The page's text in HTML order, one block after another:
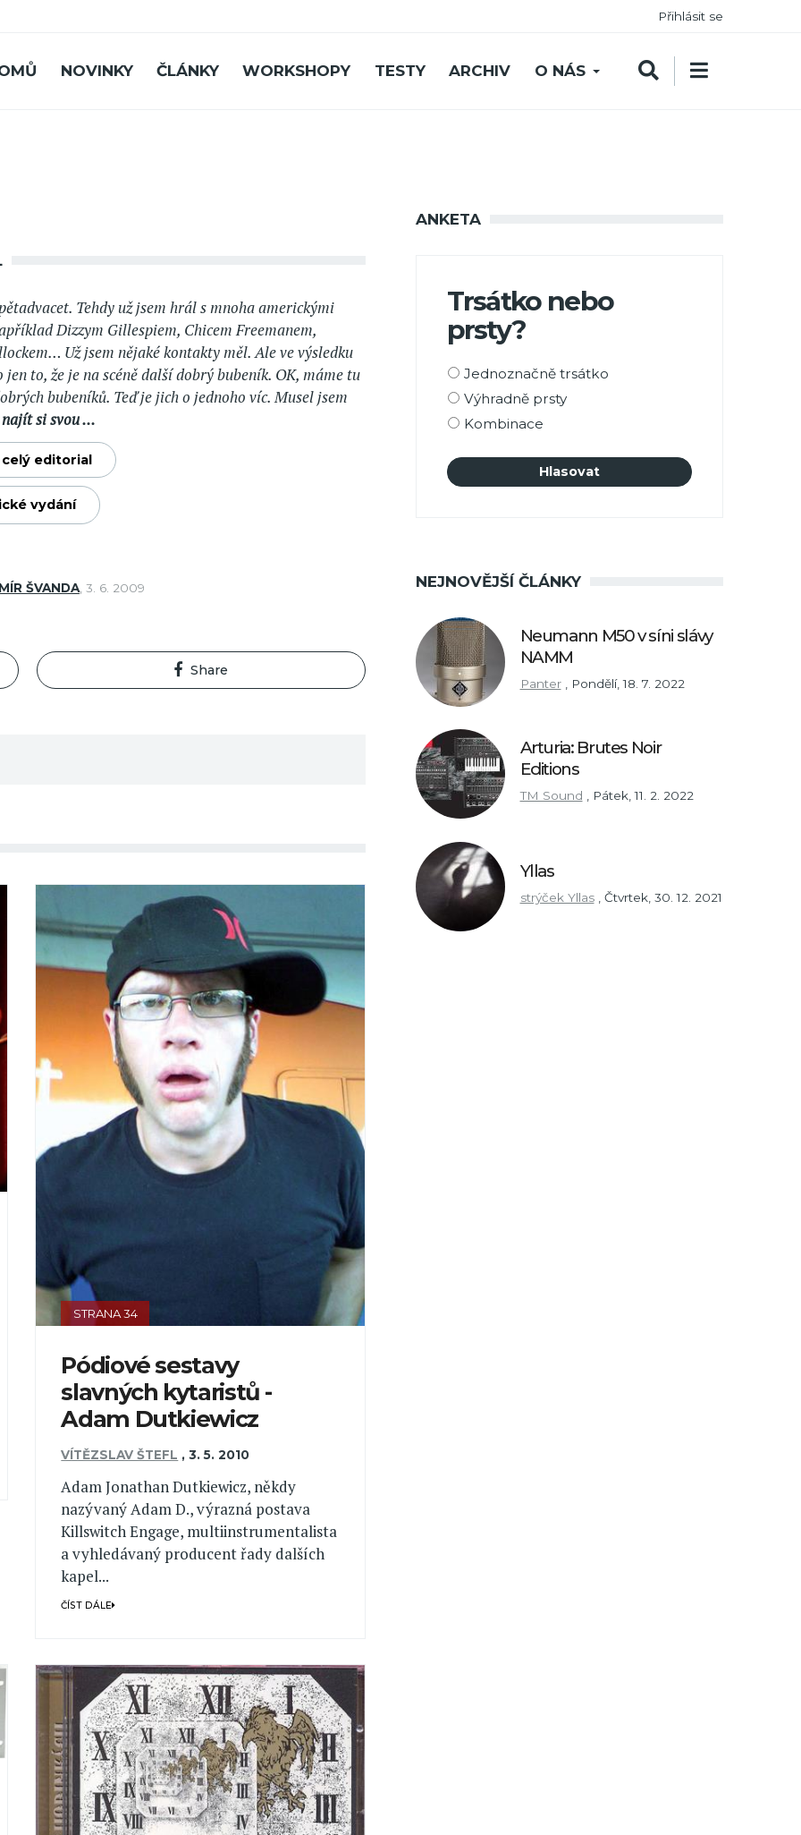
Přihlásit se
NOVINKY ČLÁNKY WORKSHOPY TESTY ARCHIV O NÁS
Tehdy už jsem hrál s mnoha americkými
Dizzym Gillespiem, Chicem Freemanem,
Už jsem nějaké kontakty měl. Ale ve výsledku
jen to, že je na scéně další dobrý bubeník. OK, máme tu
bubeníků. Teď je jich o jednoho víc. Musel jsem
najít si svou ...
editorial
vydání
ŠVANDA,3. 6. 2009
Share
STRANA 34
Pódiové sestavy
slavných kytaristů -
Adam Dutkiewicz
VÍTĚZSLAV ŠTEFL ,3. 5. 2010
Adam Jonathan Dutkiewicz, někdy
nazývaný Adam D., výrazná postava
Killswitch Engage, multiinstrumentalista
a vyhledávaný producent řady dalších
kapel...
ČÍST DÁLE
ANKETA
Trsátko nebo
prsty?
Možnosti
výběru
Jednoznačně trsátko
Výhradně prsty
Kombinace
NEJNOVĚJŠÍ ČLÁNKY
Neumann M50 v síni slávy
NAMM
Panter Pondělí, 18. 7. 2022
Arturia: Brutes Noir
Editions
TM Sound , Pátek, 11. 2. 2022
Yllas
strýček Yllas Čtvrtek, 30. 12. 2021